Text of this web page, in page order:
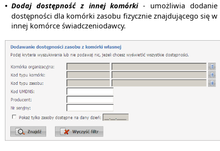
• Dodaj dostępność z innej komórki- umożliwia dodanie
dostępności dla komórki zasobu fizycznie znajdującego się w
innej komórce świadczeniodawcy.